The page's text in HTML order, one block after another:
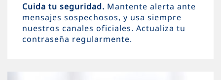
Cuida tu seguridad. Mantente alerta ante
mensajes sospechosos, y usa siempre
nuestros canales oficiales. Actualiza tu
contraseña regularmente.